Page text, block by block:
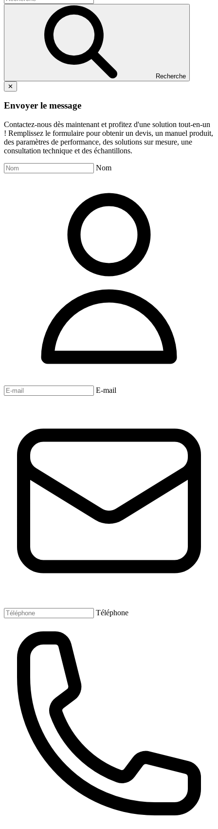
Recherche
✕
Envoyer le message
Contactez-nous dès maintenant et profitez d'une solution tout-en-un
! Remplissez le formulaire pour obtenir un devis, un manuel produit,
des paramètres de performance, des solutions sur mesure, une
consultation technique et des échantillons.
Nom
E-mail
Téléphone